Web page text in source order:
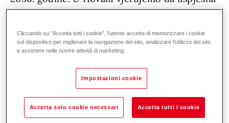
energetska tranzicija zahtijeva održavanje
obnovljivi plinovi postati značajna prednost u
postizanju tog cilja. S porastom cijene plina,
postaje sve isplativije odlučiti se za plinski
kondenzacijski kotao vrlo visokih
performansi.
Cliccando su “Accetta tutti i cookie”, l'utente accetta di memorizzare i cookie
sul dispositivo per migliorare la navigazione del sito, analizzare l'utilizzo del sito
e assistere nelle nostre attività di marketing.
Impostazioni cookie
Accetta solo cookie necessari Accetta tutti i cookie